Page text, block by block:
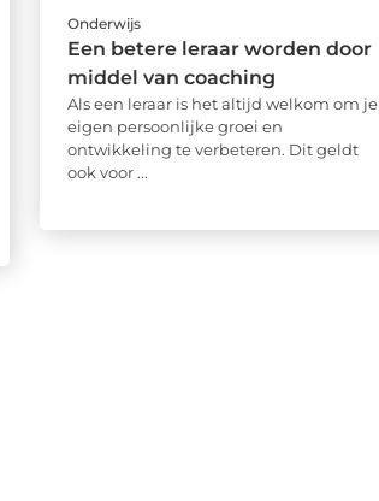
Onderwijs
Een betere leraar worden door
middel van coaching
Als een leraar is het altijd welkom om je
eigen persoonlijke groei en
ontwikkeling te verbeteren. Dit geldt
ook voor ...